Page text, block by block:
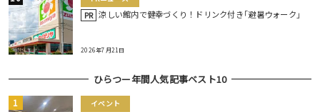
PR 涼しい館内で健幸づくり！ドリンク付き｢避暑ウォーク｣
2026年7月21日
ひらつー年間人気記事ベスト10
イベント